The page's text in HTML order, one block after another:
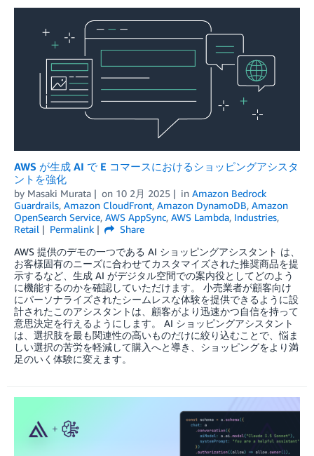
AWS が生成 AI で E コマースにおけるショッピングアシスタ
ントを強化
by Masaki Murata on 10 2月 2025 in Amazon Bedrock
Guardrails, Amazon CloudFront, Amazon DynamoDB, Amazon
OpenSearch Service, AWS AppSync, AWS Lambda, Industries,
Retail
Permalink
Share
AWS 提供のデモの一つである AI ショッピングアシスタント は、
お客様固有のニーズに合わせてカスタマイズされた推奨商品を提
示するなど、生成 AI がデジタル空間での案内役としてどのよう
に機能するのかを確認していただけます。 小売業者が顧客向け
にパーソナライズされたシームレスな体験を提供できるように設
計されたこのアシスタントは、顧客がより迅速かつ自信を持って
意思決定を行えるようにします。 AI ショッピングアシスタント
は、選択肢を最も関連性の高いものだけに絞り込むことで、悩ま
しい選択の苦労を軽減して購入へと導き、ショッピングをより満
足のいく体験に変えます。